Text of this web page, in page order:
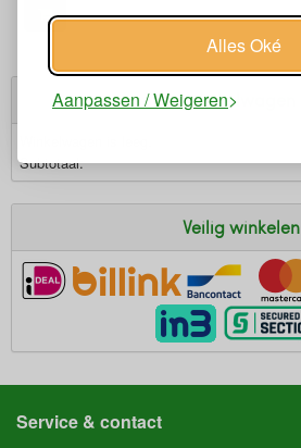
Alles Oké
Aanpassen / WeigerenWinkelwagen
Subtotaal:
Veilig winkelen
Service & contact